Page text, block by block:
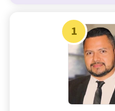
1